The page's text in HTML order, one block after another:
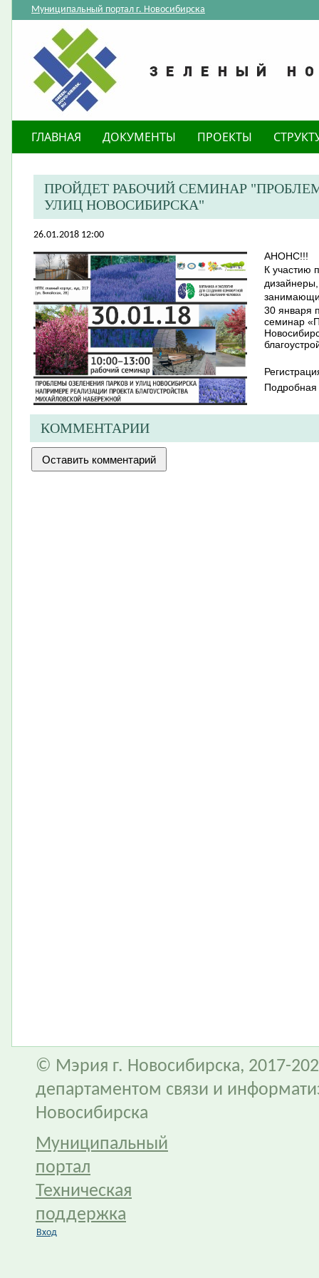
Муниципальный портал г. Новосибирска
ГЛАВНАЯ ДОКУМЕНТЫ ПРОЕКТЫ
ПРОЙДЕТ РАБОЧИЙ СЕМИНАР
УЛИЦ НОВОСИБИРСКА"
26.01.2018 12:00
АНОНС!!!
К участию
30 января
семинар
Подробная
КОММЕНТАРИИ
© Мэрия г. Новосибирска, 2017-
департаментом связи и
Новосибирска
Муниципальный
портал
Техническая
поддержка
Вход